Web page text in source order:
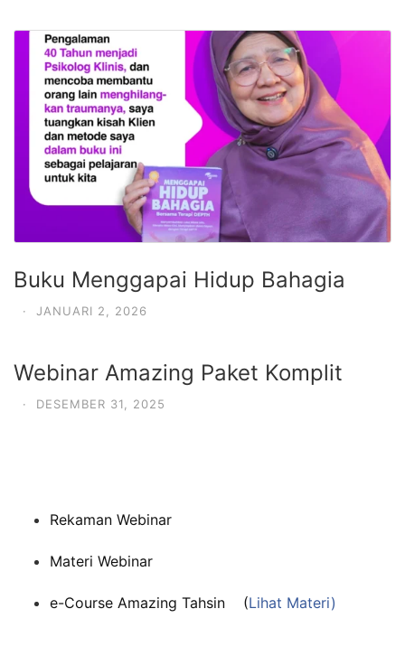
Buku Menggapai Hidup Bahagia
· JANUARI 2, 2026
Webinar Amazing Paket Komplit
· DESEMBER 31, 2025
Rekaman Webinar
Materi Webinar
e-Course Amazing Tahsin (Lihat Materi)